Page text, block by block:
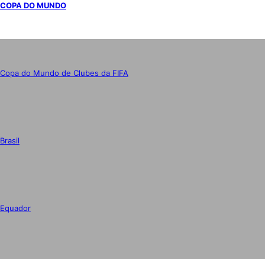
COPA DO MUNDO
Copa do Mundo de Clubes da FIFA
Brasil
Equador